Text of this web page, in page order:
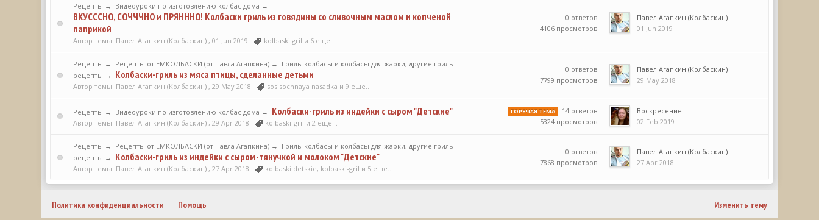
Рецепты → Видеоуроки по изготовлению колбас дома →
ВКУСССНО, СОЧЧЧНО и ПРЯНННО! Колбаски гриль из говядины со сливочным маслом и копченой
паприкой
Автор темы: Павел Агапкин (Колбаскин) ,01 Jun 2019 kolbaski gril и 6 еще...
0 ответов
4106 просмотров
Павел Агапкин (Колбаскин)
01 Jun 2019
Рецепты → Рецепты от ЕМКОЛБАСКИ (от Павла Агапкина) → Гриль-колбасы и колбасы для жарки, другие гриль
рецепты → Колбаски-гриль из мяса птицы, сделанные детьми
Автор темы: Павел Агапкин (Колбаскин) ,29 May 2018 sosisochnaya nasadka и 9 еще...
0 ответов
7799 просмотров
Павел Агапкин (Колбаскин)
29 May 2018
Рецепты → Видеоуроки по изготовлению колбас дома → Колбаски-гриль из индейки с сыром "Детские"
Автор темы: Павел Агапкин (Колбаскин) ,29 Apr 2018 kolbaski-gril и 2 еще...
ГОРЯЧАЯ ТЕМА
14 ответов
5324 просмотров
Воскресение
02 Feb 2019
Рецепты → Рецепты от ЕМКОЛБАСКИ (от Павла Агапкина) → Гриль-колбасы и колбасы для жарки, другие гриль
рецепты → Колбаски-гриль из индейки с сыром-тянучкой и молоком "Детские"
Автор темы: Павел Агапкин (Колбаскин) ,27 Apr 2018 kolbaski detskie, kolbaski-gril и 5 еще...
0 ответов
7868 просмотров
Павел Агапкин (Колбаскин)
27 Apr 2018
Политика конфиденциальности Помощь Изменить тему